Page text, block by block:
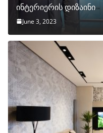
ინტერიერის დიზაინი
June 3, 2023